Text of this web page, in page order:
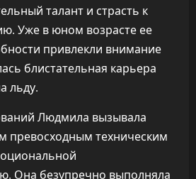
талант и страсть к
Уже в юном возрасте ее
привлекли внимание
блистательная карьера
льду.
Людмила вызывала
превосходным техническим
Она безупречно выполняла